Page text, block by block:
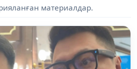
материалдар.